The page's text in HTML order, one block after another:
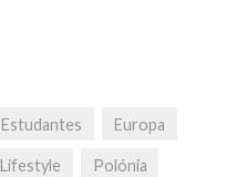
Estudantes Europa
Lifestyle Polónia